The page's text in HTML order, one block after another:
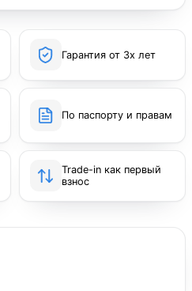
Гарантия от 3х лет
По паспорту и правам
Trade-in как первый
взнос